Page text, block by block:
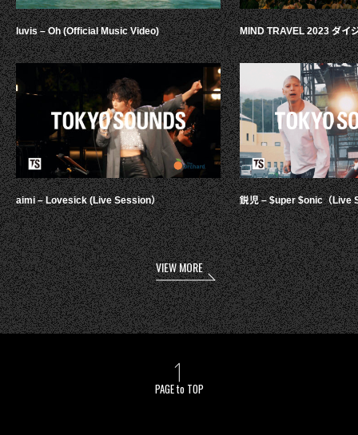
luvis – Oh (Official Music Video)
aimi – Lovesick (Live Session）
MIND TRAVEL 2023 ダイ
鋭児 – $uper $onic（Live
VIEW MORE
PAGE to TOP